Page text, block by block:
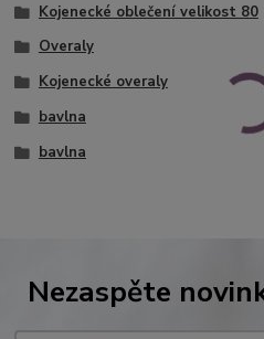
Kojenecké oblečení velikost 80
Overaly
Kojenecké overaly
bavlna
bavlna
Nezaspěte